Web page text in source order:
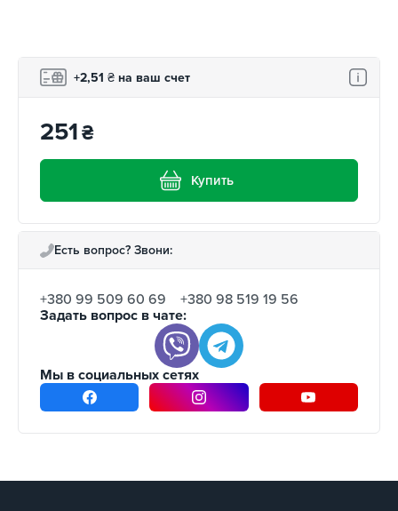
+2,51 ₴ на ваш счет
251₴
Купить
Есть вопрос? Звони:
+380 99 509 60 69
+380 98 519 19 56
Задать вопрос в чате:
Мы в социальных сетях